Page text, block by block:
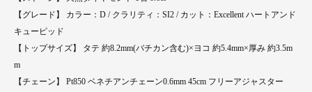
【グレード】 カラー：D / クラリティ：SI2 / カット：Excellent ハートアンド
キューピッド
【トップサイズ】 タテ 約8.2mm(バチカン含む)×ヨコ 約5.4mm×厚み 約3.5m
m
【チェーン】 Pt850 ベネチアンチェーン0.6mm 45cm フリーアジャスター